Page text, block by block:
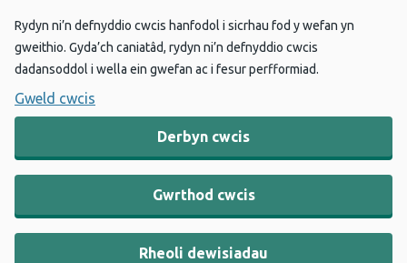
Rydyn ni’n defnyddio cwcis hanfodol i sicrhau fod y wefan yn
gweithio. Gyda’ch caniatâd, rydyn ni’n defnyddio cwcis
dadansoddol i wella ein gwefan ac i fesur perfformiad.
Gweld cwcis
Derbyn cwcis
Gwrthod cwcis
Rheoli dewisiadau